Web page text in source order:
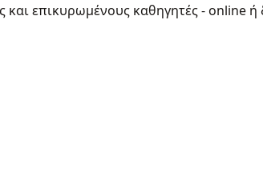
επικυρωμένους καθηγητές - online ή